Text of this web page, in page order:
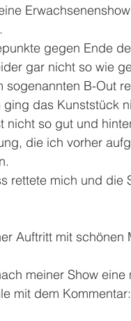
gegen Ende
gar nicht so wie
B-Out
das Kunststück
nicht so gut und
die ich vorher
rettete mich und die
Auftritt mit schönen
meiner Show eine
mit dem